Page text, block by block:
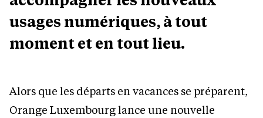
usages numériques, à tout
moment et en tout lieu.
Alors que les départs en vacances se préparent,
Orange Luxembourg lance une nouvelle